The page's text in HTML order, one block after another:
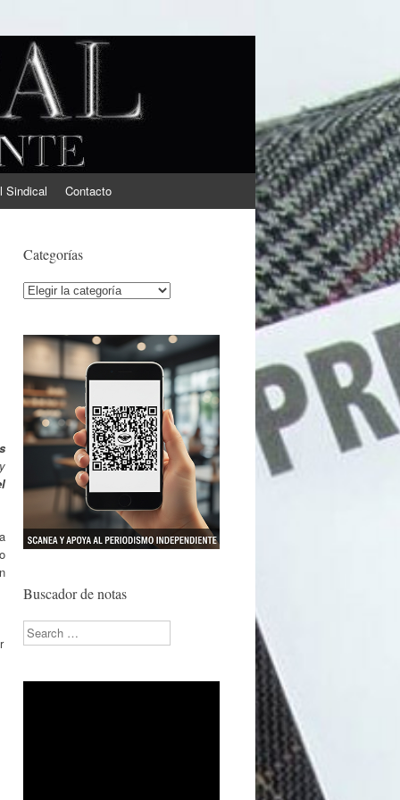
Sindical Contacto
Categorías
Categorías
Buscador de notas
Search